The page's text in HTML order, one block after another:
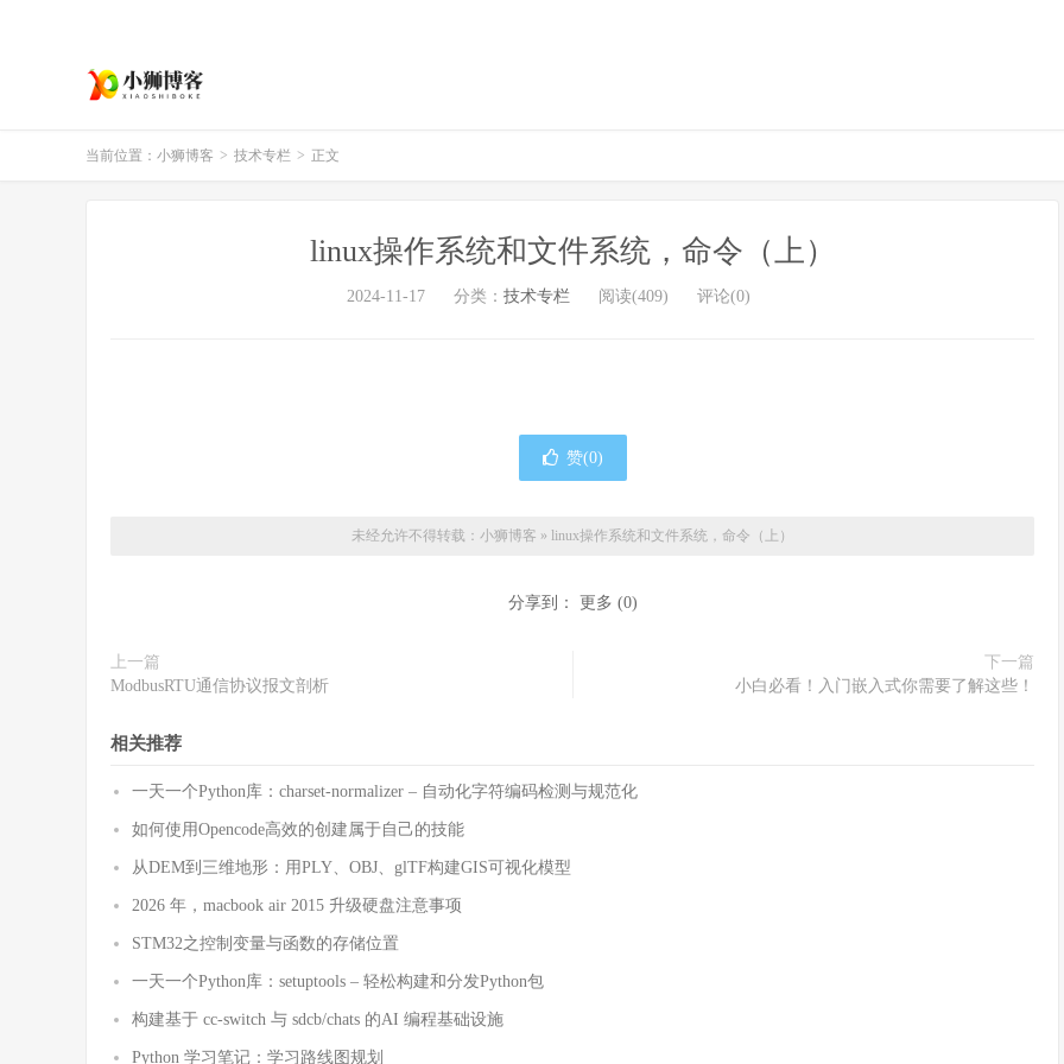
当前位置： 小狮博客 > 技术专栏 > 正文
linux操作系统和文件系统，命令（上）
2024-11-17 分类： 技术专栏 阅读(409) 评论(0)
赞(0)
未经允许不得转载： 小狮博客 » linux操作系统和文件系统，命令（上）
分享到： 更多 (0)
上一篇
ModbusRTU通信协议报文剖析
下一篇
小白必看！入门嵌入式你需要了解这些！
相关推荐
一天一个Python库：charset-normalizer – 自动化字符编码检测与规范化
如何使用Opencode高效的创建属于自己的技能
从DEM到三维地形：用PLY、OBJ、glTF构建GIS可视化模型
2026 年，macbook air 2015 升级硬盘注意事项
STM32之控制变量与函数的存储位置
一天一个Python库：setuptools – 轻松构建和分发Python包
构建基于 cc-switch 与 sdcb/chats 的AI 编程基础设施
Python 学习笔记：学习路线图规划